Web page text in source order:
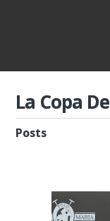
La Copa
Posts